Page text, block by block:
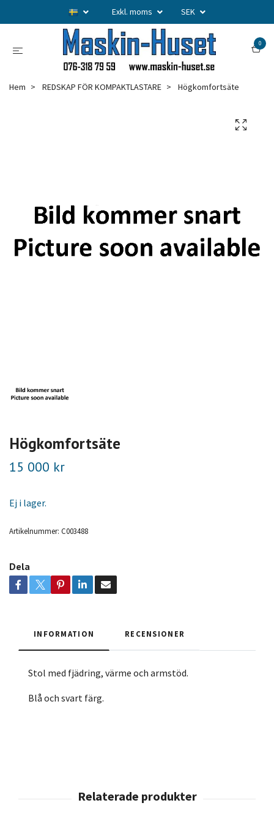
Exkl. moms SEK
0
Hem REDSKAP FÖR KOMPAKTLASTARE Högkomfortsäte
Högkomfortsäte
15 000 kr
Ej i lager.
Artikelnummer: C003488
Dela
INFORMATION RECENSIONER
Stol med fjädring, värme och armstöd.
Blå och svart färg.